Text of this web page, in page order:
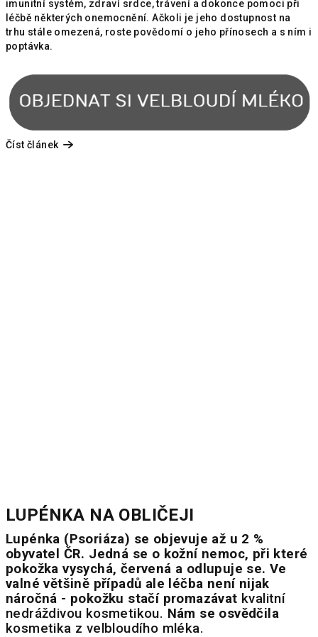
imunitní systém, zdraví srdce, trávení a dokonce pomoci při
léčbě některých onemocnění. Ačkoli je jeho dostupnost na
trhu stále omezená, roste povědomí o jeho přínosech a s ním i
poptávka.
Číst článek
LUPÉNKA NA OBLIČEJI
Lupénka (Psoriáza) se objevuje až u 2 %
obyvatel ČR. Jedná se o kožní nemoc, při které
pokožka vysychá, červená a odlupuje se. Ve
valné většině případů ale léčba není nijak
náročná - pokožku stačí promazávat kvalitní
nedráždivou kosmetikou. Nám se osvědčila
kosmetika z velbloudího mléka.